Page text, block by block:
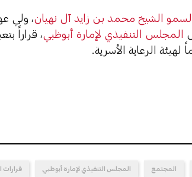
الشيخ محمد بن زايد آل نهيان، ولي
المجلس التنفيذي لإمارة أبوظبي، قراراً
لهيئة الرعاية الأسرية.
المجتمع المجلس التنفيذي لإمارة أبوظبي قرارات